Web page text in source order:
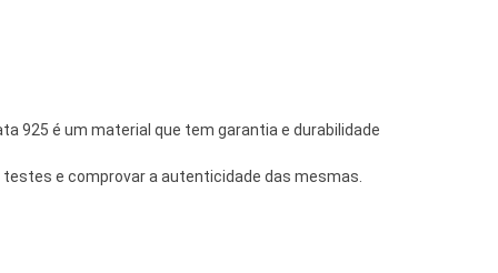
925 é um material que tem garantia e durabilidade
e comprovar a autenticidade das mesmas.